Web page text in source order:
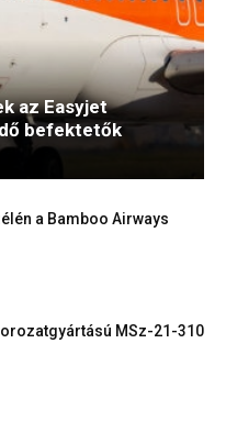
az Easyjet
befektetők
a Bamboo Airways
MSz-21-310